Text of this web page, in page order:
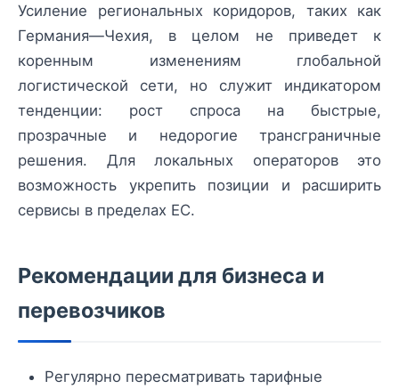
Усиление региональных коридоров, таких как
Германия—Чехия, в целом не приведет к
коренным изменениям глобальной
логистической сети, но служит индикатором
тенденции: рост спроса на быстрые,
прозрачные и недорогие трансграничные
решения. Для локальных операторов это
возможность укрепить позиции и расширить
сервисы в пределах ЕС.
Рекомендации для бизнеса и
перевозчиков
Регулярно пересматривать тарифные